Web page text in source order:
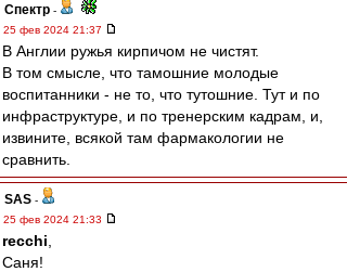
Спектр -
25 фев 2024 21:37
В Англии ружья кирпичом не чистят.
В том смысле, что тамошние молодые
воспитанники - не то, что тутошние. Тут и по
инфраструктуре, и по тренерским кадрам, и,
извините, всякой там фармакологии не
сравнить.
SAS -
25 фев 2024 21:33
recchi
Саня!